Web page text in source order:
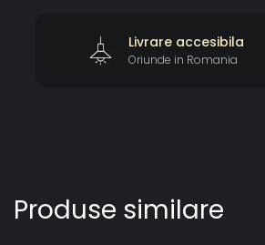
Livrare accesibila
Oriunde in Romania
Produse similare